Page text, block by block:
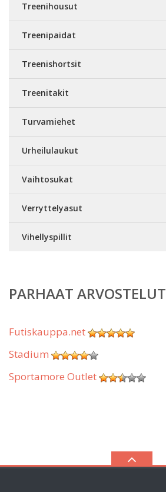
Treenihousut
Treenipaidat
Treenishortsit
Treenitakit
Turvamiehet
Urheilulaukut
Vaihtosukat
Verryttelyasut
Vihellyspillit
PARHAAT ARVOSTELUT
Futiskauppa.net
Stadium
Sportamore Outlet